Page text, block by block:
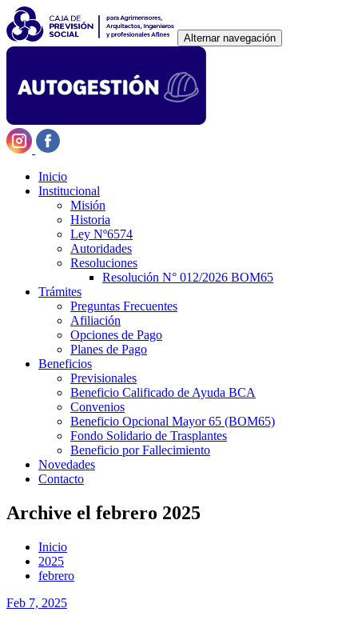
Alternar navegación
Inicio
Institucional
Misión
Historia
Ley Nº6574
Autoridades
Resoluciones
Resolución N° 012/2026 BOM65
Trámites
Preguntas Frecuentes
Afiliación
Opciones de Pago
Planes de Pago
Beneficios
Previsionales
Beneficio Calificado de Ayuda BCA
Convenios
Beneficio Opcional Mayor 65 (BOM65)
Fondo Solidario de Trasplantes
Beneficio por Fallecimiento
Novedades
Contacto
Archive el febrero 2025
Inicio
2025
febrero
Feb 7, 2025